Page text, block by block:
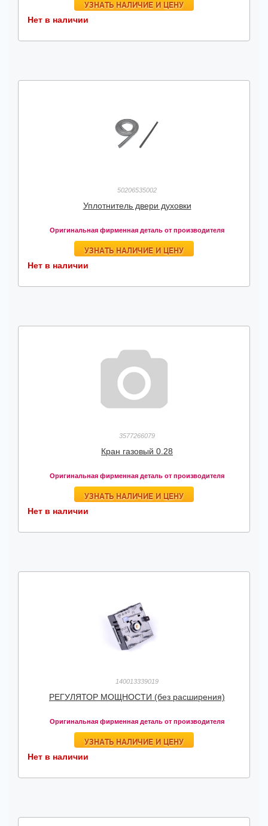
УЗНАТЬ НАЛИЧИЕ И ЦЕНУ
Нет в наличии
50206535002
Уплотнитель двери духовки
Оригинальная фирменная деталь от производителя
УЗНАТЬ НАЛИЧИЕ И ЦЕНУ
Нет в наличии
3577266079
Кран газовый 0.28
Оригинальная фирменная деталь от производителя
УЗНАТЬ НАЛИЧИЕ И ЦЕНУ
Нет в наличии
140013339019
РЕГУЛЯТОР МОЩНОСТИ (без расширения)
Оригинальная фирменная деталь от производителя
УЗНАТЬ НАЛИЧИЕ И ЦЕНУ
Нет в наличии